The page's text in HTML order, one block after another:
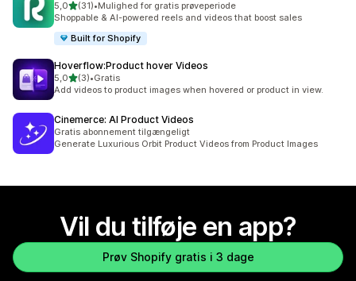
5,0ud af 5 stjerner
(31)
31 anmeldelser i alt
•Mulighed for gratis prøveperiode
Shoppable & AI-powered reels and videos that boost sales
Built for Shopify
Hoverflow:Product hover Videos
5,0ud af 5 stjerner
(3)
3 anmeldelser i alt
•Gratis
Add videos to product images when hovered or product in view.
Cinemerce: AI Product Videos
Gratis abonnement tilgængeligt
Generate Luxurious Orbit Product Videos from Product Images
Vil du tilføje en app?
Prøv Shopify gratis i 3 dage